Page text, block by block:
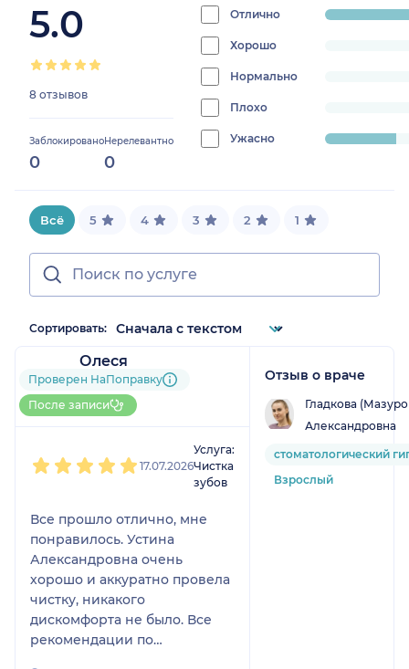
5.0
8 отзывов
Заблокировано
0
Нерелевантно
0
Отлично
progress:
75%
Хорошо
0%
Нормально
0%
Плохо
0%
Ужасно
progress:
25%
Всё 5 4 3 2 1
Сортировать:
Олеся
19 отзывови4 оценки
Больше 50 записей через
НаПоправку
Проверен НаПоправку
После записи
17.07.2026
Услуга:
Чистка
зубов
Все прошло отлично, мне
понравилось. Устина
Александровна очень
хорошо и аккуратно провела
чистку, никакого
дискомфорта не было. Все
рекомендации по
Отзыв о враче
Гладкова
Александровна
стоматологический
Взрослый